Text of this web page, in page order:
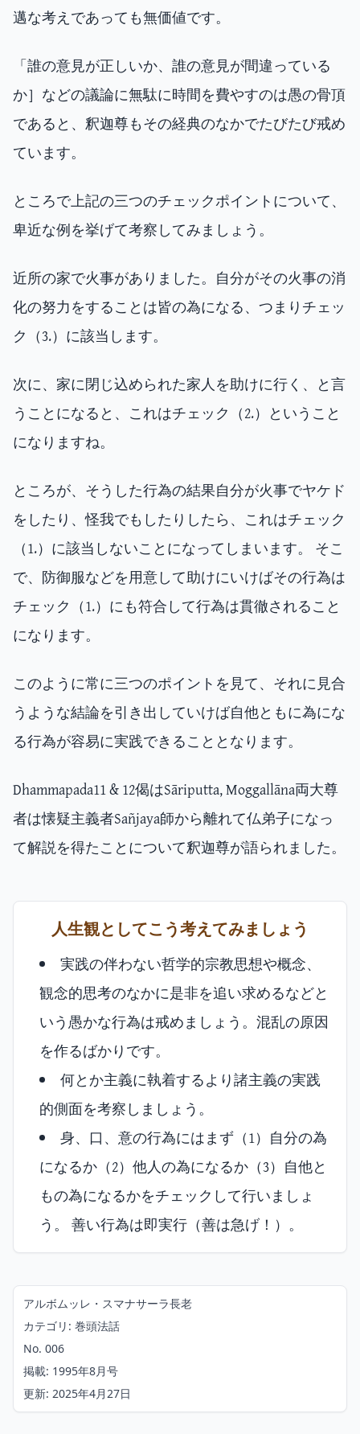
邁な考えであっても無価値です。
「誰の意見が正しいか、誰の意見が間違っている
か］などの議論に無駄に時間を費やすのは愚の骨頂
であると、釈迦尊もその経典のなかでたびたび戒め
ています。
ところで上記の三つのチェックポイントについて、
卑近な例を挙げて考察してみましょう。
近所の家で火事がありました。自分がその火事の消
化の努力をすることは皆の為になる、つまりチェッ
ク（3.）に該当します。
次に、家に閉じ込められた家人を助けに行く、と言
うことになると、これはチェック（2.）ということ
になりますね。
ところが、そうした行為の結果自分が火事でヤケド
をしたり、怪我でもしたりしたら、これはチェック
（1.）に該当しないことになってしまいます。 そこ
で、防御服などを用意して助けにいけばその行為は
チェック（1.）にも符合して行為は貫徹されること
になります。
このように常に三つのポイントを見て、それに見合
うような結論を引き出していけば自他ともに為にな
る行為が容易に実践できることとなります。
Dhammapada11 & 12偈はSāriputta, Moggallāna両大尊
者は懐疑主義者Sañjaya師から離れて仏弟子になっ
て解説を得たことについて釈迦尊が語られました。
人生観としてこう考えてみましょう
実践の伴わない哲学的宗教思想や概念、
観念的思考のなかに是非を追い求めるなどと
いう愚かな行為は戒めましょう。混乱の原因
を作るばかりです。
何とか主義に執着するより諸主義の実践
的側面を考察しましょう。
身、口、意の行為にはまず（1）自分の為
になるか（2）他人の為になるか（3）自他と
もの為になるかをチェックして行いましょ
う。 善い行為は即実行（善は急げ！）。
アルボムッレ・スマナサーラ長老
カテゴリ: 巻頭法話
No. 006
掲載: 1995年8月号
更新: 2025年4月27日